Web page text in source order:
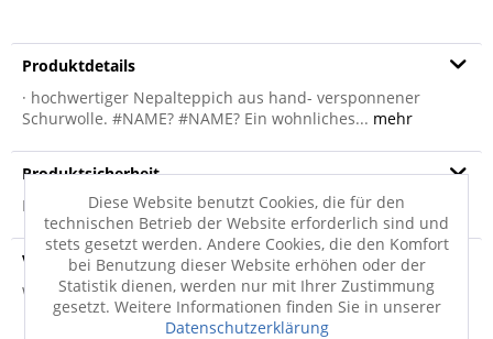
Produktdetails
· hochwertiger Nepalteppich aus hand- versponnener
Schurwolle. #NAME? #NAME? Ein wohnliches... mehr
Produktsicherheit
Produktsicherheit
Versandinfo
Weitere Informationen zum Versand...
Diese Website benutzt Cookies, die für den
technischen Betrieb der Website erforderlich sind und
stets gesetzt werden. Andere Cookies, die den Komfort
bei Benutzung dieser Website erhöhen oder der
Statistik dienen, werden nur mit Ihrer Zustimmung
gesetzt. Weitere Informationen finden Sie in unserer
Datenschutzerklärung